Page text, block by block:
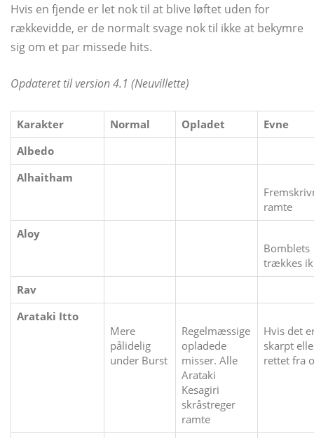
Hvis en fjende er let nok til at blive løftet uden for
rækkevidde, er de normalt svage nok til ikke at bekymre
sig om et par missede hits.
Opdateret til version 4.1 (Neuvillette)
Karakter Normal Opladet
Evne
Albedo
Alhaitham
ramte
Aloy
Bomblets
trækkes
Rav
Arataki Itto
Mere
pålidelig
under Burst
Regelmæssige
opladede
misser. Alle
Arataki
Kesagiri
skråstreger
ramte
Hvis det
skarpt
rettet fra